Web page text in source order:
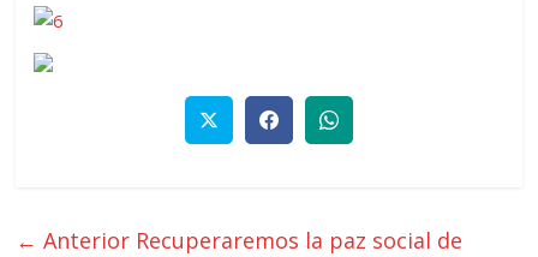
← Anterior Recuperaremos la paz social de